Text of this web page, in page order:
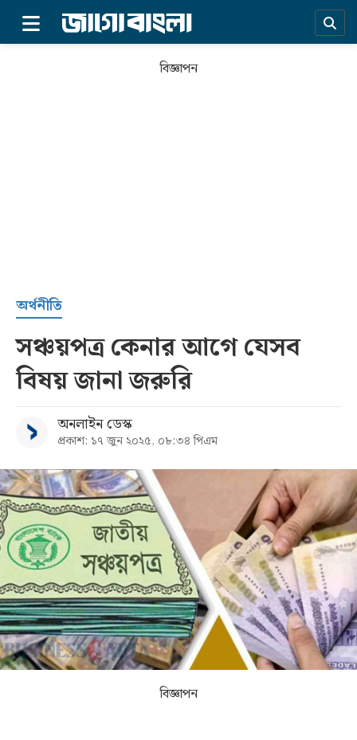
সর্বশেষ
বিভাগ
আর্কাইভ
কনভার্টার
বিজ্ঞাপন
অর্থনীতি
সঞ্চয়পত্র কেনার আগে যেসব
বিষয় জানা জরুরি
অনলাইন ডেস্ক
প্রকাশ: ১৭ জুন ২০২৫, ০৮:৩৪ পিএম
বিজ্ঞাপন